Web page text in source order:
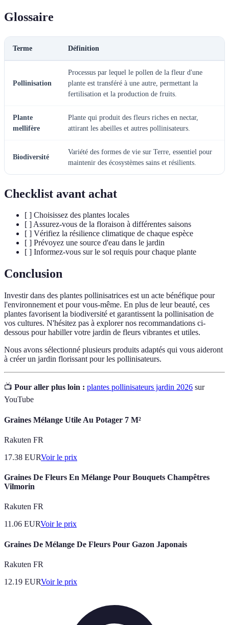
Glossaire
Terme Définition
Pollinisation
Processus par lequel le pollen de la fleur d'une
plante est transféré à une autre, permettant la
fertilisation et la production de fruits.
Plante
mellifère
Plante qui produit des fleurs riches en nectar,
attirant les abeilles et autres pollinisateurs.
Biodiversité
Variété des formes de vie sur Terre, essentiel pour
maintenir des écosystèmes sains et résilients.
Checklist avant achat
[ ] Choisissez des plantes locales
[ ] Assurez-vous de la floraison à différentes saisons
[ ] Vérifiez la résilience climatique de chaque espèce
[ ] Prévoyez une source d'eau dans le jardin
[ ] Informez-vous sur le sol requis pour chaque plante
Conclusion
Investir dans des plantes pollinisatrices est un acte bénéfique pour
l'environnement et pour vous-même. En plus de leur beauté, ces
plantes favorisent la biodiversité et garantissent la pollinisation de
vos cultures. N'hésitez pas à explorer nos recommandations ci-
dessous pour habiller votre jardin de fleurs vibrantes et utiles.
Nous avons sélectionné plusieurs produits adaptés qui vous aideront
à créer un jardin florissant pour les pollinisateurs.
📺 Pour aller plus loin : plantes pollinisateurs jardin 2026 sur
YouTube
Graines Mélange Utile Au Potager 7 M²
Rakuten FR
17.38 EURVoir le prix
Graines De Fleurs En Mélange Pour Bouquets Champêtres
Vilmorin
Rakuten FR
11.06 EURVoir le prix
Graines De Mélange De Fleurs Pour Gazon Japonais
Rakuten FR
12.19 EURVoir le prix